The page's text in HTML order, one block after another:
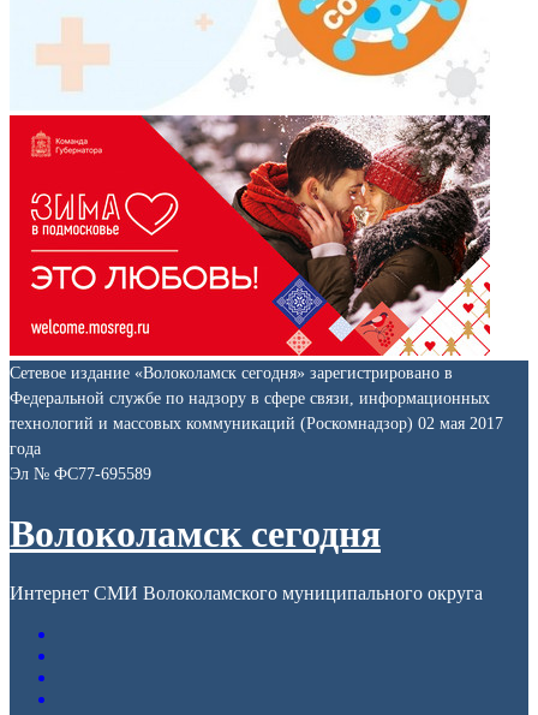
Сетевое издание «Волоколамск сегодня» зарегистрировано в
Федеральной службе по надзору в сфере связи, информационных
технологий и массовых коммуникаций (Роскомнадзор) 02 мая 2017
года
Эл № ФС77-695589
Волоколамск сегодня
Интернет СМИ Волоколамского муниципального округа